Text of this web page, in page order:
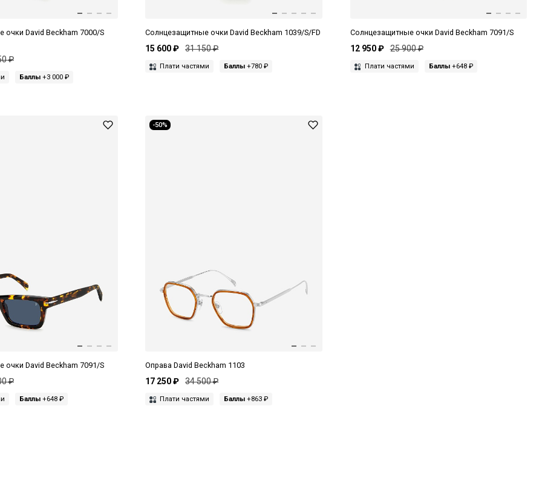
очки David Beckham 7000/S
₽
Баллы +3 000 ₽
Солнцезащитные очки David Beckham 1039/S/FD
15 600 ₽ 31 150 ₽
Плати частями Баллы +780 ₽
Солнцезащитные очки David Beckham 7091/S
12 950 ₽ 25 900 ₽
Плати частями Баллы+648 ₽
очки David Beckham 7091/S
₽
Баллы +648 ₽
-50%
Оправа David Beckham 1103
17 250 ₽ 34 500 ₽
Плати частями Баллы +863 ₽